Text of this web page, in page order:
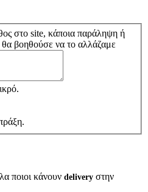
στο site, κάποια παράληψη ή
θα βοηθούσε να το αλλάζαμε
ποιοι κάνουν delivery στην